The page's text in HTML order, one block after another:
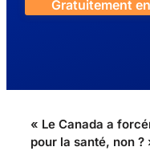
Gratuitement
« Le Canada a
pour la santé, non ?